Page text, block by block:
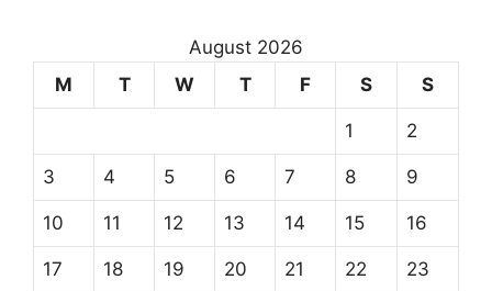
August 2026
M
T W T F S S
1 2
3 4 5 6 7 8 9
10 11 12 13 14 15 16
17 18 19 20 21 22 23